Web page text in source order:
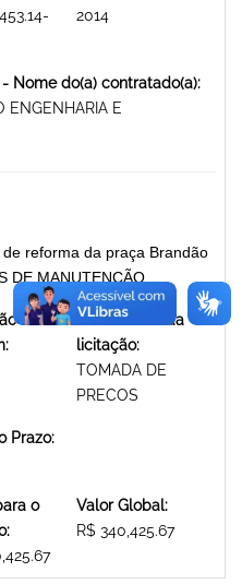
2014
Nome do(a) contratado(a):
ENGENHARIA E
reforma da praça Brandão
DE MANUTENÇÃO
de
Modalidade da
licitação:
TOMADA DE
PRECOS
Prazo:
o
Valor Global:
R$ 340,425.67